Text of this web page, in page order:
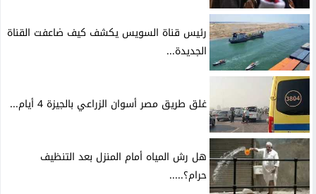
رئيس قناة السويس يكشف كيف ضاعفت القناة
الجديدة...
غلق طريق مصر أسوان الزراعي بالجيزة 4 أيام...
هل رش المياه أمام المنزل بعد التنظيف
حرام؟.....